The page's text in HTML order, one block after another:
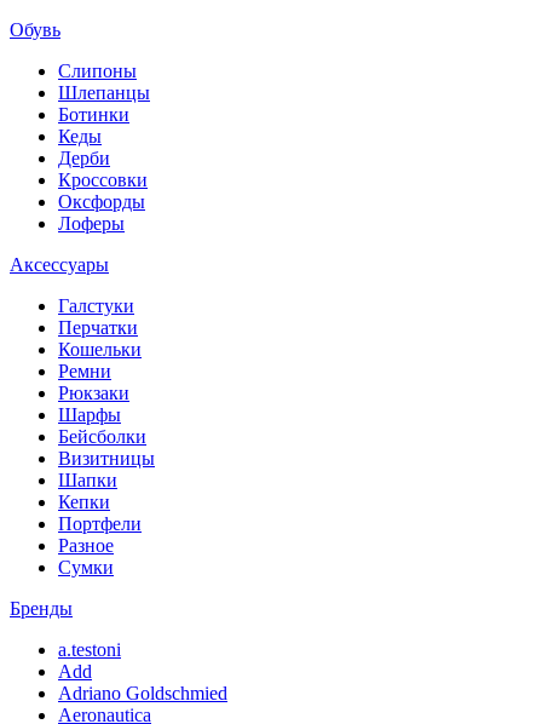
Обувь
Слипоны
Шлепанцы
Ботинки
Кеды
Дерби
Кроссовки
Оксфорды
Лоферы
Аксессуары
Галстуки
Перчатки
Кошельки
Ремни
Рюкзаки
Шарфы
Бейсболки
Визитницы
Шапки
Кепки
Портфели
Разное
Сумки
Бренды
a.testoni
Add
Adriano Goldschmied
Aeronautica